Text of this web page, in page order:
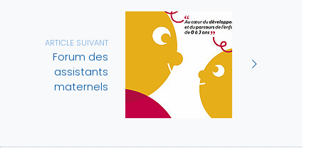
ARTICLE SUIVANT
Forum des
assistants
maternels